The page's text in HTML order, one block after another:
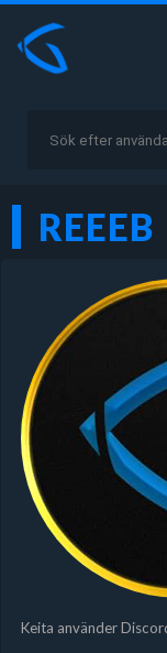
REEEB
Keita använder